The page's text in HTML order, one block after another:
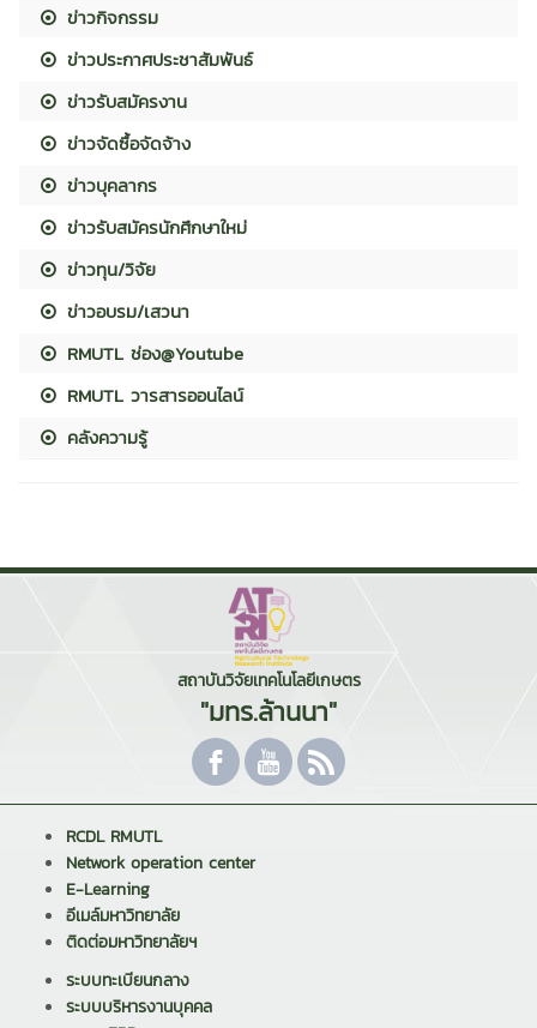
ข่าวกิจกรรม
ข่าวประกาศประชาสัมพันธ์
ข่าวรับสมัครงาน
ข่าวจัดซื้อจัดจ้าง
ข่าวบุคลากร
ข่าวรับสมัครนักศึกษาใหม่
ข่าวทุน/วิจัย
ข่าวอบรม/เสวนา
RMUTL ช่อง@Youtube
RMUTL วารสารออนไลน์
คลังความรู้
สถาบันวิจัยเทคโนโลยีเกษตร
"มทร.ล้านนา"
RCDL RMUTL
Network operation center
E-Learning
อีเมล์มหาวิทยาลัย
ติดต่อมหาวิทยาลัยฯ
ระบบทะเบียนกลาง
ระบบบริหารงานบุคคล